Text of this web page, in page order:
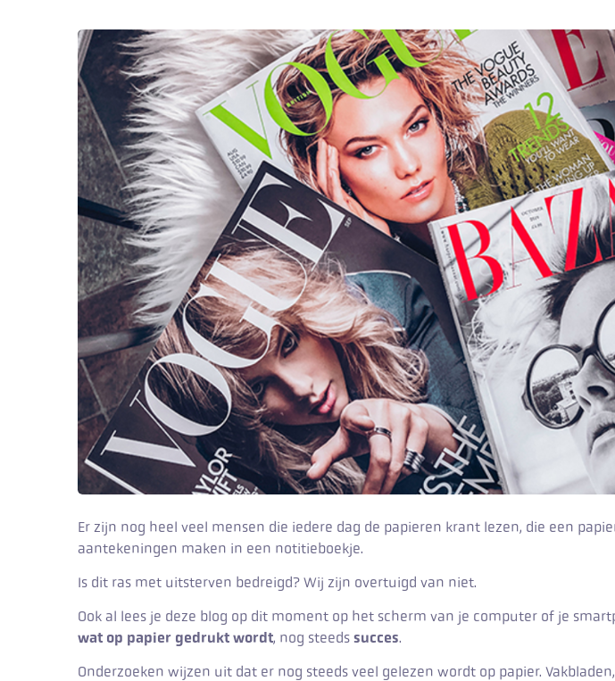
Er zijn nog heel veel mensen die iedere dag de papieren krant lezen, die een
aantekeningen maken in een notitieboekje.
Is dit ras met uitsterven bedreigd? Wij zijn overtuigd van niet.
Ook al lees je deze blog op dit moment op het scherm van je computer of je
wat op papier gedrukt wordt, nog steeds succes.
Onderzoeken wijzen uit dat er nog steeds veel gelezen wordt op papier.